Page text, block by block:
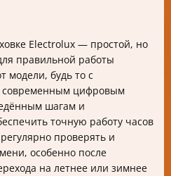
Electrolux — простой, но
правильной работы
модели, будь то с
современным цифровым
шагам и
точную работу часов
проверять и
особенно после
на летнее или зимнее